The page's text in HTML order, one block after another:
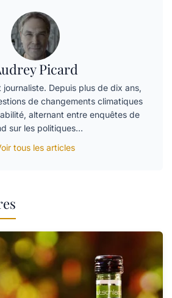
Picard
Depuis plus de dix ans,
de changements climatiques
alternant entre enquêtes de
sur les politiques…
tous les articles